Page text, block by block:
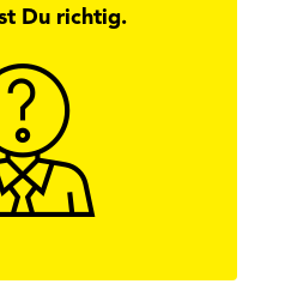
Du richtig.
alle Antworten zur
mehr erfahren